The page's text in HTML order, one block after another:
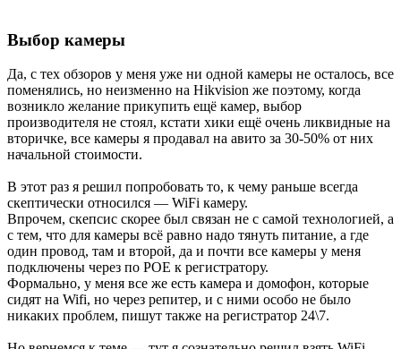
Выбор камеры
Да, с тех обзоров у меня уже ни одной камеры не осталось, все
поменялись, но неизменно на Hikvision же поэтому, когда
возникло желание прикупить ещё камер, выбор
производителя не стоял, кстати хики ещё очень ликвидные на
вторичке, все камеры я продавал на авито за 30-50% от них
начальной стоимости.
В этот раз я решил попробовать то, к чему раньше всегда
скептически относился — WiFi камеру.
Впрочем, скепсис скорее был связан не с самой технологией, а
с тем, что для камеры всё равно надо тянуть питание, а где
один провод, там и второй, да и почти все камеры у меня
подключены через по POE к регистратору.
Формально, у меня все же есть камера и домофон, которые
сидят на Wifi, но через репитер, и с ними особо не было
никаких проблем, пишут также на регистратор 24\7.